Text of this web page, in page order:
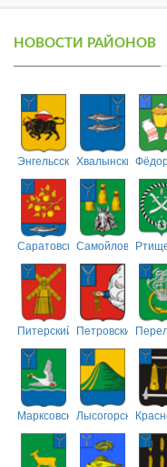
НОВОСТИ РАЙОНОВ
ЭнгельсскийХвалынский
СаратовскийСамойловский
Питерский Петровский
МарксовскийЛысогорский